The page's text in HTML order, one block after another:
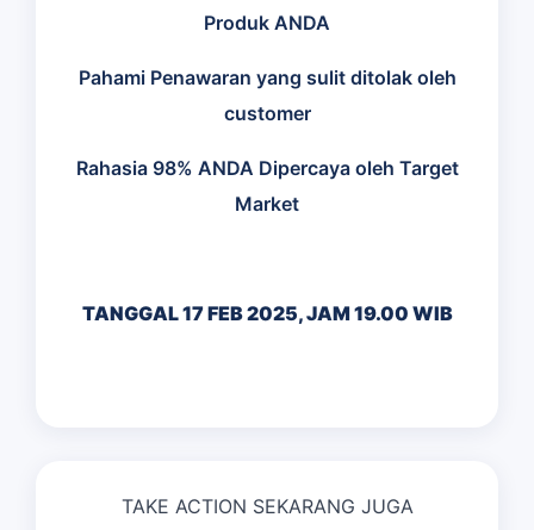
Produk ANDA
Pahami Penawaran yang sulit ditolak oleh
customer
Rahasia 98% ANDA Dipercaya oleh Target
Market
TANGGAL 17 FEB 2025, JAM 19.00 WIB
TAKE ACTION SEKARANG JUGA